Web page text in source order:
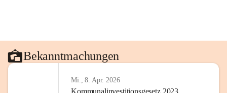
Bekanntmachungen
Mi., 8. Apr. 2026
Kommunalinvestitionsgesetz 2023